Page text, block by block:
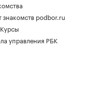
знакомств podbor.ru
управления РБК